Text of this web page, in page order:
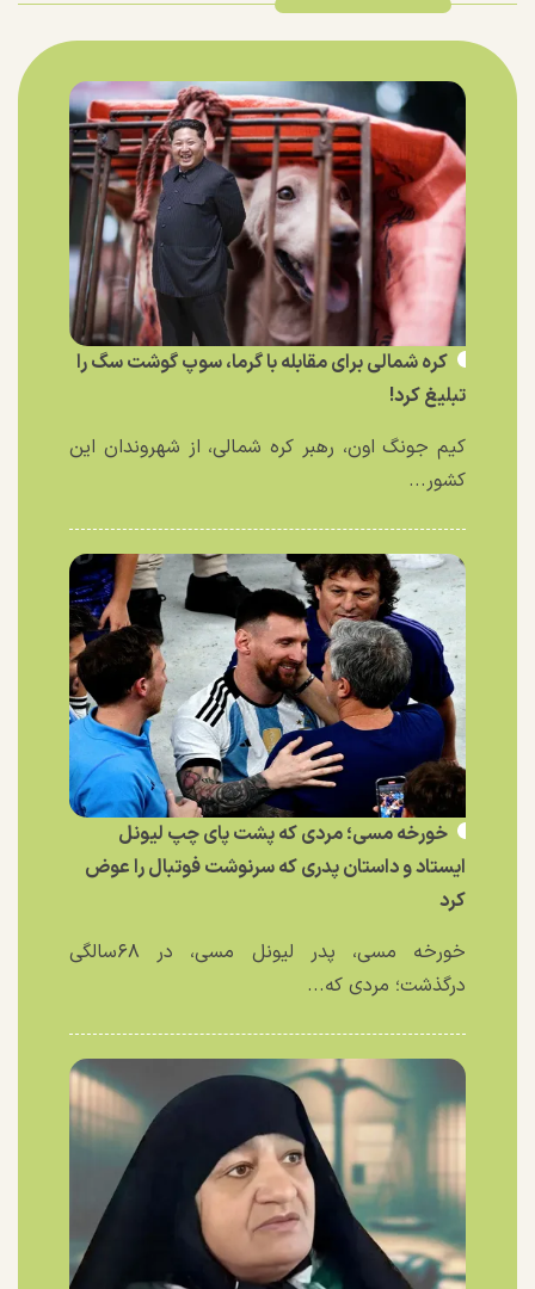
کره شمالی برای مقابله با گرما، سوپ گوشت سگ را
تبلیغ کرد!
کیم جونگ اون، رهبر کره شمالی، از شهروندان این
کشور...
خورخه مسی؛ مردی که پشت پای چپ لیونل
ایستاد و داستان پدری که سرنوشت فوتبال را عوض
کرد
خورخه مسی، پدر لیونل مسی، در ۶۸سالگی
درگذشت؛ مردی که...